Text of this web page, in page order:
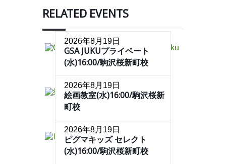
RELATED EVENTS
2026年8月19日
GSA JUKUプライベート
(水)16:00/駒沢桜新町校
2026年8月19日
絵画教室(水)16:00/駒沢桜新
町校
2026年8月19日
ピグマキッズ セレクト
(水)16:00/駒沢桜新町校